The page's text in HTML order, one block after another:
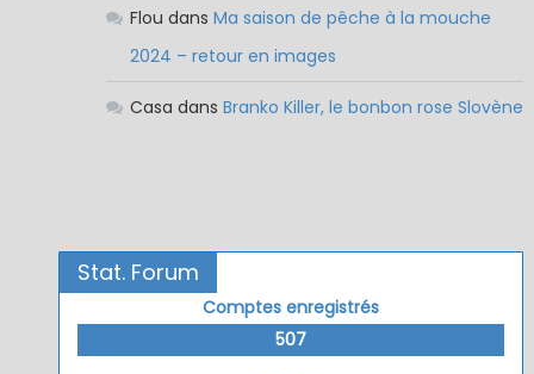
Flou dans Ma saison de pêche à la mouche
2024 – retour en images
Casa dans Branko Killer, le bonbon rose Slovène
Stat. Forum
Comptes enregistrés
507